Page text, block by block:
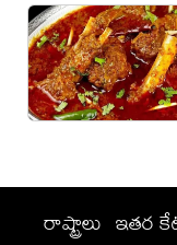
రాష్ట్రాలు ఇతర